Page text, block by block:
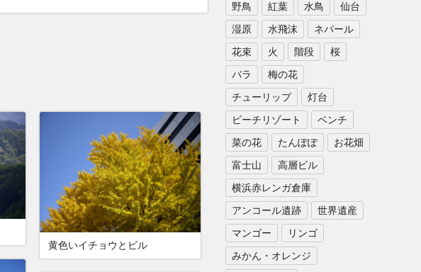
黄色いイチョウとビル
野鳥
紅葉 水鳥
仙台
湿原
水飛沫
ネパール
花束
火 階段
桜
バラ
梅の花
チューリップ
灯台
ビーチリゾート
ベンチ
菜の花
たんぽぽ
お花畑
富士山
高層ビル
横浜赤レンガ倉庫
アンコール遺跡
世界遺産
マンゴー
リンゴ
みかん・オレンジ